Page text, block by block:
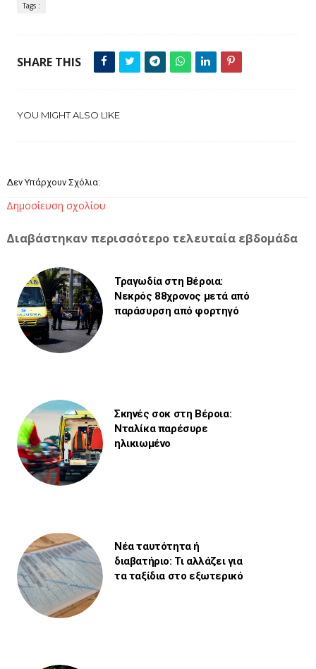
Tags :
SHARE THIS
YOU MIGHT ALSO LIKE
Δεν Υπάρχουν Σχόλια:
Δημοσίευση σχολίου
Διαβάστηκαν περισσότερο τελευταία εβδομάδα
Τραγωδία στη Βέροια:
Νεκρός 88χρονος μετά από
παράσυρση από φορτηγό
Σκηνές σοκ στη Βέροια:
Νταλίκα παρέσυρε
ηλικιωμένο
Νέα ταυτότητα ή
διαβατήριο: Τι αλλάζει για
τα ταξίδια στο εξωτερικό